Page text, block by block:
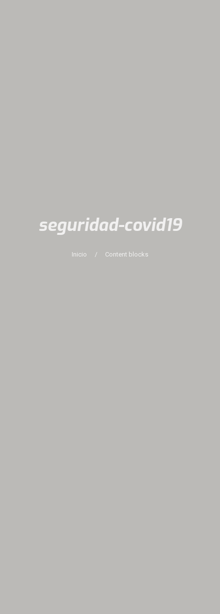
seguridad-covid19
Inicio / Content blocks